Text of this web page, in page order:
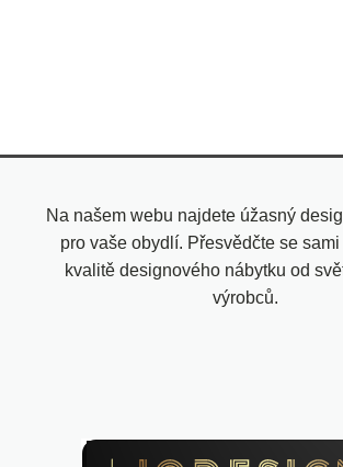
Na našem webu najdete úžasný
pro vaše obydlí. Přesvědčte se
kvalitě designového nábytku od
výrobců.